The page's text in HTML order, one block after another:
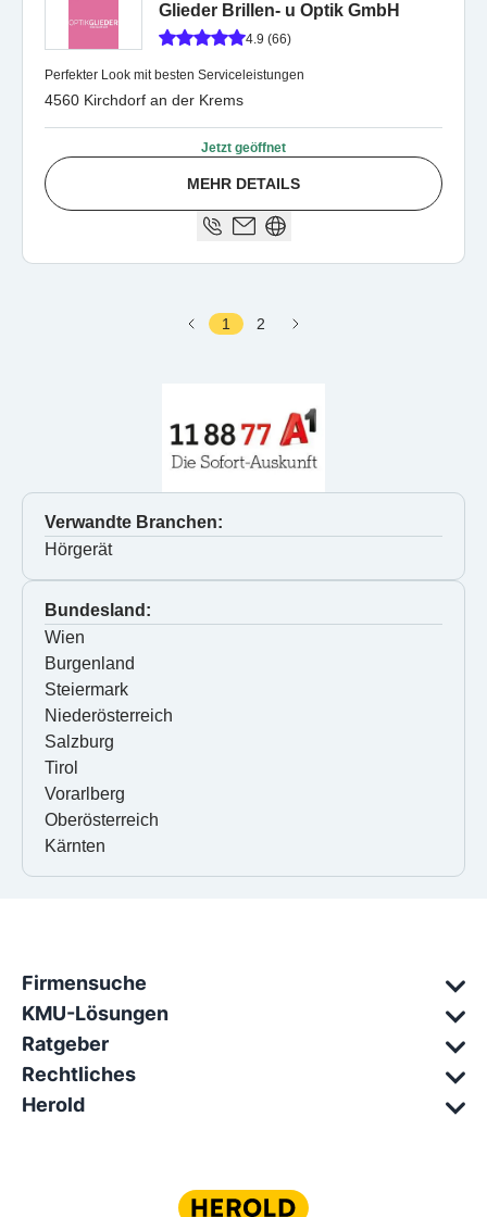
Glieder Brillen- u Optik GmbH
4.9 (66)
Perfekter Look mit besten Serviceleistungen
4560 Kirchdorf an der Krems
Jetzt geöffnet
MEHR DETAILS
1 2
Verwandte Branchen:
Hörgerät
Bundesland:
Wien
Burgenland
Steiermark
Niederösterreich
Salzburg
Tirol
Vorarlberg
Oberösterreich
Kärnten
Firmensuche
KMU-Lösungen
Ratgeber
Rechtliches
Herold